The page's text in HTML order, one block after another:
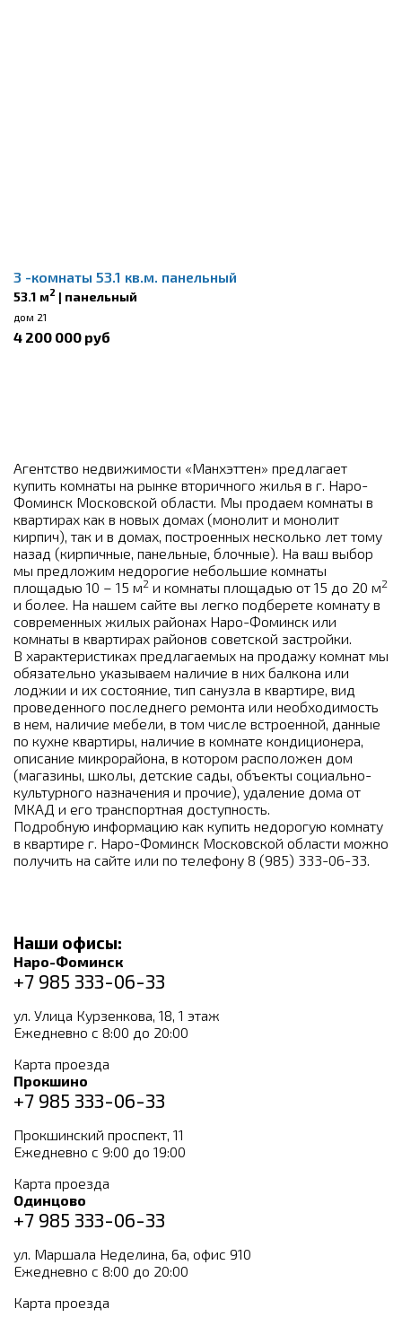
3 -комнаты 53.1 кв.м. панельный
53.1 м2 | панельный
дом 21
4 200 000 руб
Агентство недвижимости «Манхэттен» предлагает
купить комнаты на рынке вторичного жилья в г. Наро-
Фоминск Московской области. Мы продаем комнаты в
квартирах как в новых домах (монолит и монолит
кирпич), так и в домах, построенных несколько лет тому
назад (кирпичные, панельные, блочные). На ваш выбор
мы предложим недорогие небольшие комнаты
площадью 10 – 15 м2 и комнаты площадью от 15 до 20 м2
и более. На нашем сайте вы легко подберете комнату в
современных жилых районах Наро-Фоминск или
комнаты в квартирах районов советской застройки.
В характеристиках предлагаемых на продажу комнат мы
обязательно указываем наличие в них балкона или
лоджии и их состояние, тип санузла в квартире, вид
проведенного последнего ремонта или необходимость
в нем, наличие мебели, в том числе встроенной, данные
по кухне квартиры, наличие в комнате кондиционера,
описание микрорайона, в котором расположен дом
(магазины, школы, детские сады, объекты социально-
культурного назначения и прочие), удаление дома от
МКАД и его транспортная доступность.
Подробную информацию как купить недорогую комнату
в квартире г. Наро-Фоминск Московской области можно
получить на сайте или по телефону 8 (985) 333-06-33.
Наши офисы:
Наро-Фоминск
+7 985 333-06-33
ул. Улица Курзенкова, 18, 1 этаж
Ежедневно с 8:00 до 20:00
Карта проезда
Прокшино
+7 985 333-06-33
Прокшинский проспект, 11
Ежедневно с 9:00 до 19:00
Карта проезда
Одинцово
+7 985 333-06-33
ул. Маршала Неделина, 6а, офис 910
Ежедневно с 8:00 до 20:00
Карта проезда